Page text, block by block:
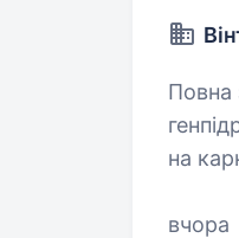
Повна
на
вчора